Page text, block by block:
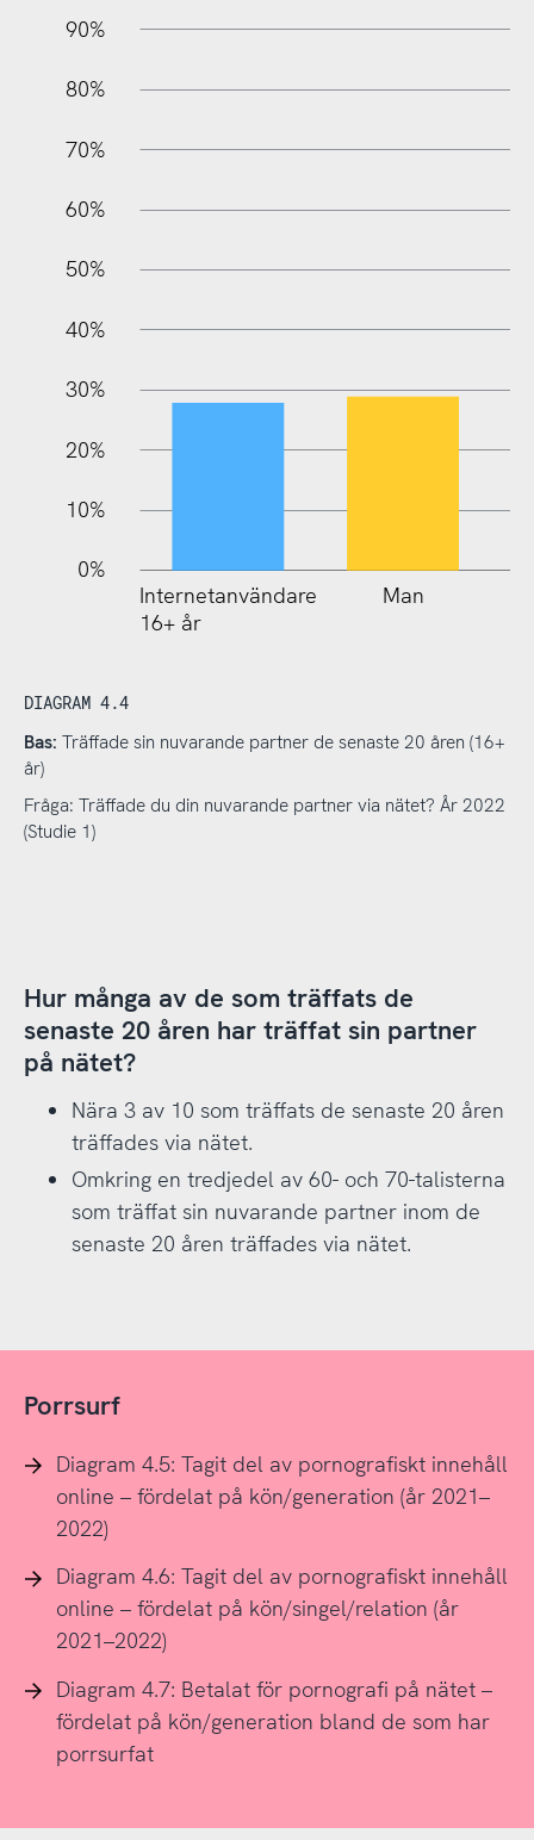
10%
90%
80%
70%
60%
50%
40%
30%
20%
10%
0%
Internetanvändare
16+ år
Man
DIAGRAM 4.4
Bas: Träffade sin nuvarande partner de senaste 20 åren (16+
år)
Fråga: Träffade du din nuvarande partner via nätet? År 2022
(Studie 1)
Hur många av de som träffats de
senaste 20 åren har träffat sin partner
på nätet?
Nära 3 av 10 som träffats de senaste 20 åren
träffades via nätet.
Omkring en tredjedel av 60- och 70-talisterna
som träffat sin nuvarande partner inom de
senaste 20 åren träffades via nätet.
Porrsurf
Diagram 4.5: Tagit del av pornografiskt innehåll
online – fördelat på kön/generation (år 2021–
2022)
Diagram 4.6: Tagit del av pornografiskt innehåll
online – fördelat på kön/singel/relation (år
2021–2022)
Diagram 4.7: Betalat för pornografi på nätet –
fördelat på kön/generation bland de som har
porrsurfat